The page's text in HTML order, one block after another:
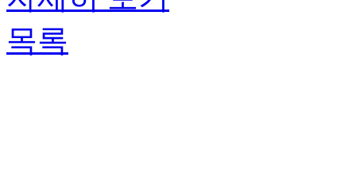
목록